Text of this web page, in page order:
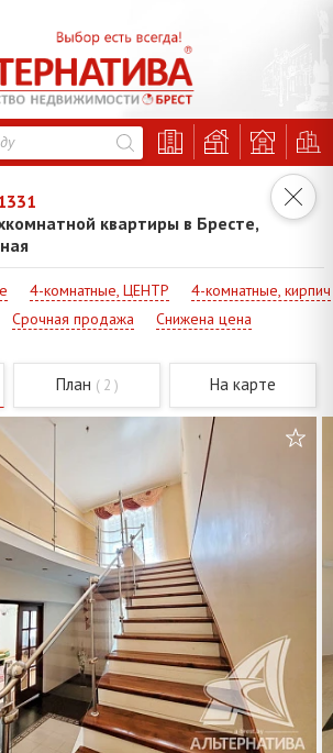
квартиры в Бресте,
4-комнатные, ЦЕНТР
4-комнатные, кирпич
Срочная продажа Снижена цена
План ( 2 ) На карте